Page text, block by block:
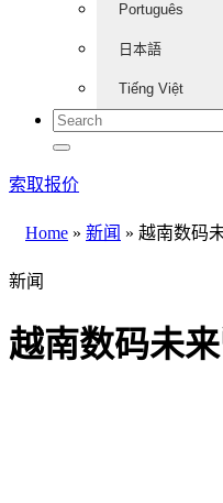
Português
日本語
Tiếng Việt
索取报价
Home » 新闻 » 越南数码
新闻
越南数码未